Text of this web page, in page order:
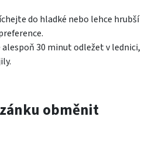
do hladké nebo lehce hrubší
30 minut odležet v lednici,
obměnit